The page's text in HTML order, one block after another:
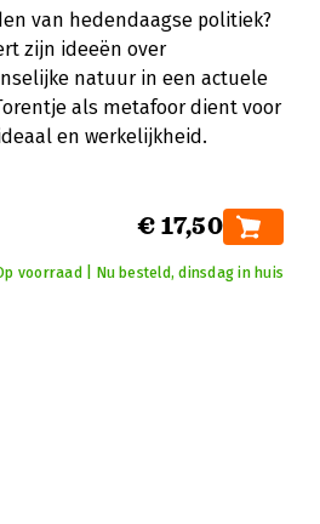
van hedendaagse politiek?
zijn ideeën over
natuur in een actuele
als metafoor dient voor
en werkelijkheid.
€ 17,50
voorraad | Nu besteld, dinsdag in huis